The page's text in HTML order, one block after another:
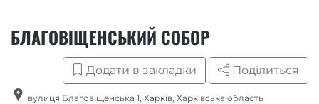
БЛАГОВІЩЕНСЬКИЙ СОБОР
Додати в закладки Поділиться
вулиця Благовіщенська 1, Харків, Харківська область